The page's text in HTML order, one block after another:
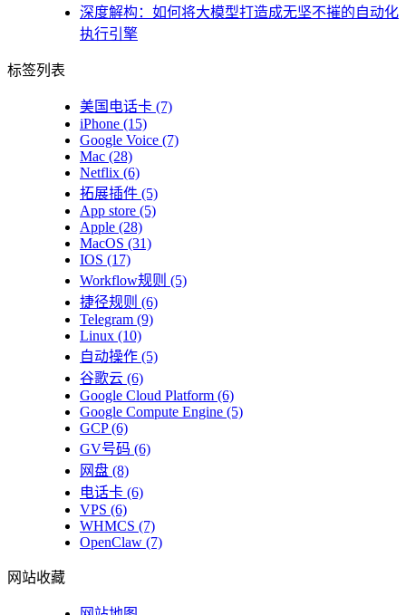
深度解构：如何将大模型打造成无坚不摧的自动化
执行引擎
标签列表
美国电话卡 (7)
iPhone (15)
Google Voice (7)
Mac (28)
Netflix (6)
拓展插件 (5)
App store (5)
Apple (28)
MacOS (31)
IOS (17)
Workflow规则 (5)
捷径规则 (6)
Telegram (9)
Linux (10)
自动操作 (5)
谷歌云 (6)
Google Cloud Platform (6)
Google Compute Engine (5)
GCP(6)
GV号码 (6)
网盘 (8)
电话卡 (6)
VPS (6)
WHMCS (7)
OpenClaw (7)
网站收藏